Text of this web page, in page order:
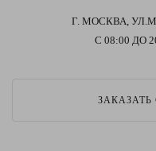
Г. МОСКВА,
С 08:00 ДО